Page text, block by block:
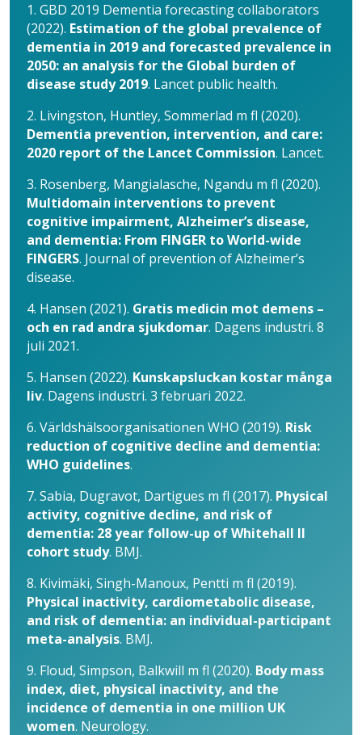
1. GBD 2019 Dementia forecasting collaborators
(2022). Estimation of the global prevalence of
dementia in 2019 and forecasted prevalence in
2050: an analysis for the Global burden of
disease study 2019. Lancet public health.
2. Livingston, Huntley, Sommerlad m fl (2020).
Dementia prevention, intervention, and care:
2020 report of the Lancet Commission. Lancet.
3. Rosenberg, Mangialasche, Ngandu m fl (2020).
Multidomain interventions to prevent
cognitive impairment, Alzheimer’s disease,
and dementia: From FINGER to World-wide
FINGERS. Journal of prevention of Alzheimer’s
disease.
4. Hansen (2021). Gratis medicin mot demens –
och en rad andra sjukdomar. Dagens industri. 8
juli 2021.
5. Hansen (2022). Kun­skapsluckan kostar många
liv. Dagens industri. 3 februari 2022.
6. Världshälsoorganisationen WHO (2019). Risk
reduction of cognitive decline and dementia:
WHO guidelines.
7. Sabia, Dugravot, Dartigues m fl (2017). Physical
activity, cognitive decline, and risk of
dementia: 28 year follow-up of Whitehall II
cohort study. BMJ.
8. Kivimäki, Singh-Manoux, Pentti m fl (2019).
Physical inactivity, cardiometabolic disease,
and risk of dementia: an individual-participant
meta-analysis. BMJ.
9. Floud, Simpson, Balkwill m fl (2020). Body mass
index, diet, physical inactivity, and the
incidence of dementia in one million UK
women. Neurology.